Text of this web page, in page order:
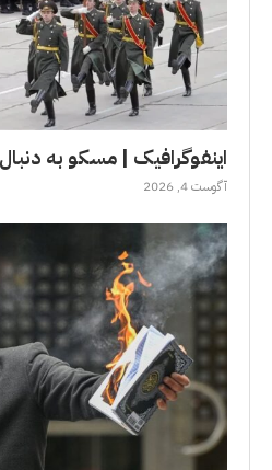
اینفوگرافیک | مسکو به
آگوست 4, 2026